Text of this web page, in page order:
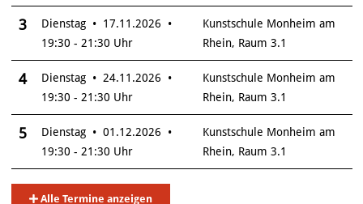
3
Dienstag • 17.11.2026 •
19:30 - 21:30 Uhr
Kunstschule Monheim am
Rhein, Raum 3.1
4
Dienstag • 24.11.2026 •
19:30 - 21:30 Uhr
Kunstschule Monheim am
Rhein, Raum 3.1
5
Dienstag • 01.12.2026 •
19:30 - 21:30 Uhr
Kunstschule Monheim am
Rhein, Raum 3.1
Alle Termine anzeigen